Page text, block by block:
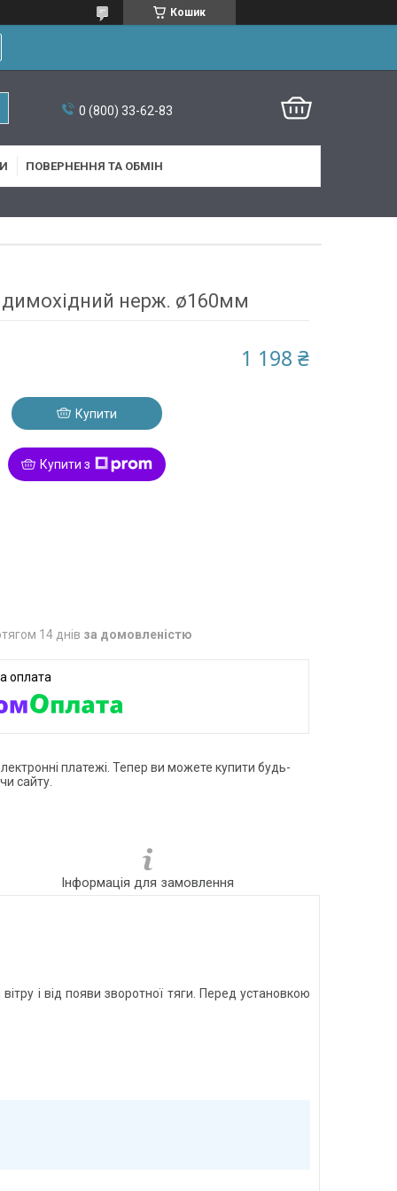
Кошик
0 (800) 33-62-83
ПОВЕРНЕННЯ ТА ОБМІН
нерж. ø160мм
1 198 ₴
Купити
Купити з
14 днів за домовленістю
платежі. Тепер ви можете купити будь-
сайту.
Інформація для замовлення
і від появи зворотної тяги. Перед установкою